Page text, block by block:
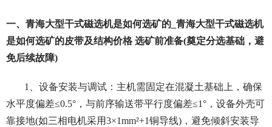
一、青海大型干式磁选机是如何选矿的_青海大型干式磁选机
是如何选矿的皮带及结构价格 选矿前准备(奠定分选基础，避
免后续故障)
1、 设备安装与调试：主机需固定在混凝土基础上，确保
水平度偏差≤0.5°，与前序输送带平行度偏差≤1°，设备外壳可
靠接地(如三相电机采用3×1mm²+1铜导线)，避免倾斜安装导